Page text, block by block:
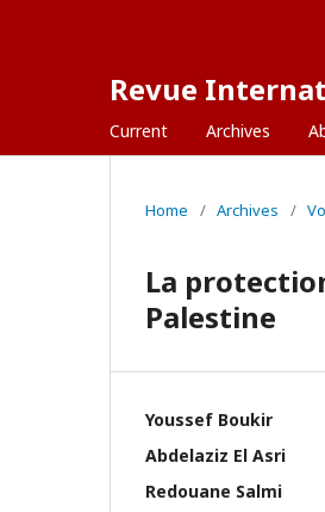
Revue
Current Archives
Home / Archives /
La
Palestine
Youssef Boukir
Abdelaziz El Asri
Redouane Salmi